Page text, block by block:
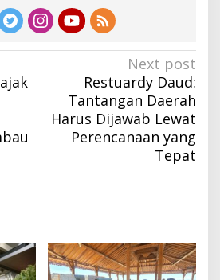
Next post
Restuardy Daud:
Tantangan Daerah
Harus Dijawab Lewat
Perencanaan yang
Tepat